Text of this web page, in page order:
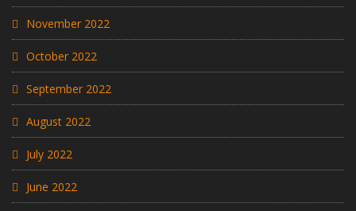
November 2022
October 2022
September 2022
August 2022
July 2022
June 2022